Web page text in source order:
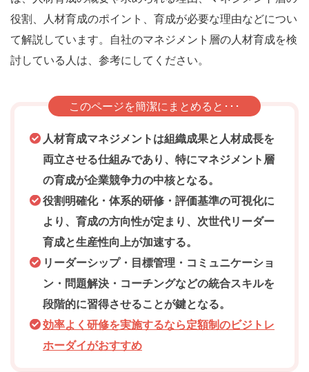
役割、人材育成のポイント、育成が必要な理由などについ
て解説しています。自社のマネジメント層の人材育成を検
討している人は、参考にしてください。
このページを簡潔にまとめると･･･
人材育成マネジメントは組織成果と人材成長を
両立させる仕組みであり、特にマネジメント層
の育成が企業競争力の中核となる。
役割明確化・体系的研修・評価基準の可視化に
より、育成の方向性が定まり、次世代リーダー
育成と生産性向上が加速する。
リーダーシップ・目標管理・コミュニケーショ
ン・問題解決・コーチングなどの統合スキルを
段階的に習得させることが鍵となる。
効率よく研修を実施するなら定額制のビジトレ
ホーダイがおすすめ